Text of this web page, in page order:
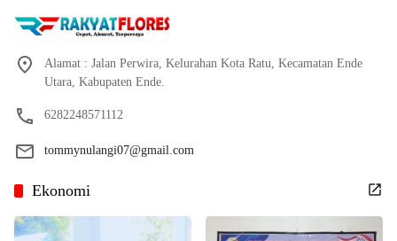
Alamat : Jalan Perwira, Kelurahan Kota Ratu, Kecamatan Ende
Utara, Kabupaten Ende.
6282248571112
tommynulangi07@gmail.com
Ekonomi